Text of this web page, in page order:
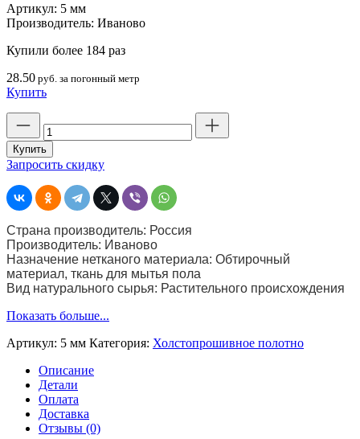
Артикул: 5 мм
Производитель: Иваново
Купили более 184 раз
28.50 руб. за погонный метр
Купить
товара
Нетканое
полотно
светлое
(строчка
мм)
Ширина
75
см.
Плотность
г
Купить
Запросить скидку
Страна производитель: Россия
Производитель: Иваново
Назначение нетканого материала: Обтирочный
материал, ткань для мытья пола
Вид натурального сырья: Растительного происхождения
Показать больше...
Артикул: 5 мм Категория: Холстопрошивное полотно
Описание
Детали
Оплата
Доставка
Отзывы (0)